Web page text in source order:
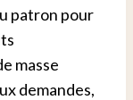
patron pour
masse
demandes,